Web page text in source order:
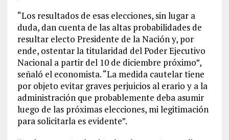
“Los resultados de esas elecciones, sin lugar a
duda, dan cuenta de las altas probabilidades de
resultar electo Presidente de la Nación y, por
ende, ostentar la titularidad del Poder Ejecutivo
Nacional a partir del 10 de diciembre próximo”,
señaló el economista. “La medida cautelar tiene
por objeto evitar graves perjuicios al erario y a la
administración que probablemente deba asumir
luego de las próximas elecciones, mi legitimación
para solicitarla es evidente”.